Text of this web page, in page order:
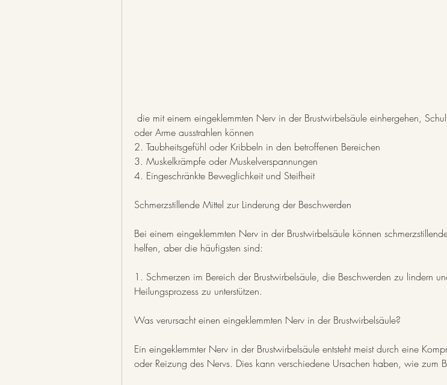
oder Arme ausstrahlen können
2. Taubheitsgefühl oder Kribbeln in den betroffenen Bereichen
3. Muskelkrämpfe oder Muskelverspannungen
4. Eingeschränkte Beweglichkeit und Steifheit
Schmerzstillende Mittel zur Linderung der Beschwerden
Bei einem eingeklemmten Nerv in der Brustwirbelsäule können
helfen, aber die häufigsten sind:
1. Schmerzen im Bereich der Brustwirbelsäule, die Beschwerden zu lindern
Heilungsprozess zu unterstützen.
Was verursacht einen eingeklemmten Nerv in der Brustwirbelsäule?
Ein eingeklemmter Nerv in der Brustwirbelsäule entsteht meist durch eine
oder Reizung des Nervs. Dies kann verschiedene Ursachen haben, wie zum